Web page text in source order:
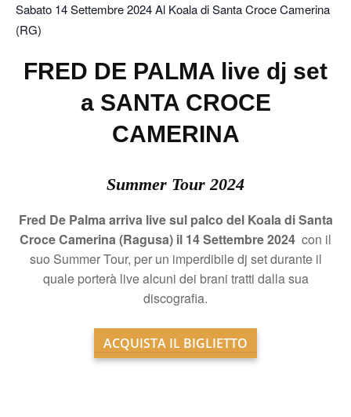
Sabato 14 Settembre 2024 Al Koala di Santa Croce Camerina
(RG)
FRED DE PALMA live dj set
a SANTA CROCE
CAMERINA
Summer Tour 2024
Fred De Palma arriva live sul palco del Koala di Santa
Croce Camerina (Ragusa) il 14 Settembre 2024 con il
suo Summer Tour, per un imperdibile dj set durante il
quale porterà live alcuni dei brani tratti dalla sua
discografia.
ACQUISTA IL BIGLIETTO